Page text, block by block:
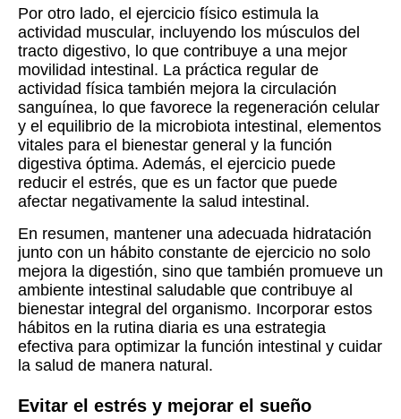
Por otro lado, el ejercicio físico estimula la
actividad muscular, incluyendo los músculos del
tracto digestivo, lo que contribuye a una mejor
movilidad intestinal. La práctica regular de
actividad física también mejora la circulación
sanguínea, lo que favorece la regeneración celular
y el equilibrio de la microbiota intestinal, elementos
vitales para el bienestar general y la función
digestiva óptima. Además, el ejercicio puede
reducir el estrés, que es un factor que puede
afectar negativamente la salud intestinal.
En resumen, mantener una adecuada hidratación
junto con un hábito constante de ejercicio no solo
mejora la digestión, sino que también promueve un
ambiente intestinal saludable que contribuye al
bienestar integral del organismo. Incorporar estos
hábitos en la rutina diaria es una estrategia
efectiva para optimizar la función intestinal y cuidar
la salud de manera natural.
Evitar el estrés y mejorar el sueño